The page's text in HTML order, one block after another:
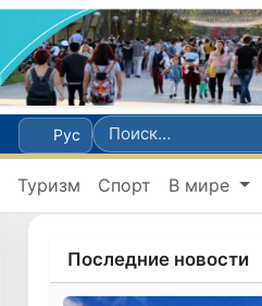
Рус
Туризм Спорт В мире
Последние новости